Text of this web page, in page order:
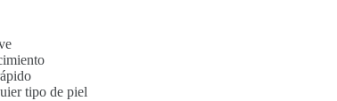
tipo de piel